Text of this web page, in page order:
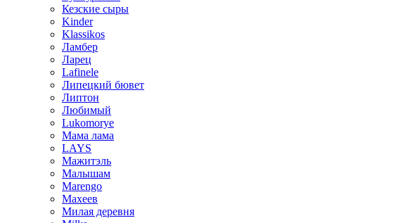
Кезские сыры
Kinder
Klassikos
Ламбер
Ларец
Lafinele
Липецкий бювет
Липтон
Любимый
Lukomorye
Мама лама
LAYS
Мажитэль
Малышам
Marengo
Махеев
Милая деревня